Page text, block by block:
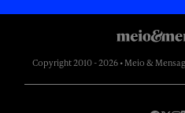
Copyright 2010 - 2026 • Meio &